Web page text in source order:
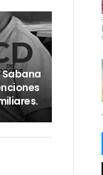
Sabana